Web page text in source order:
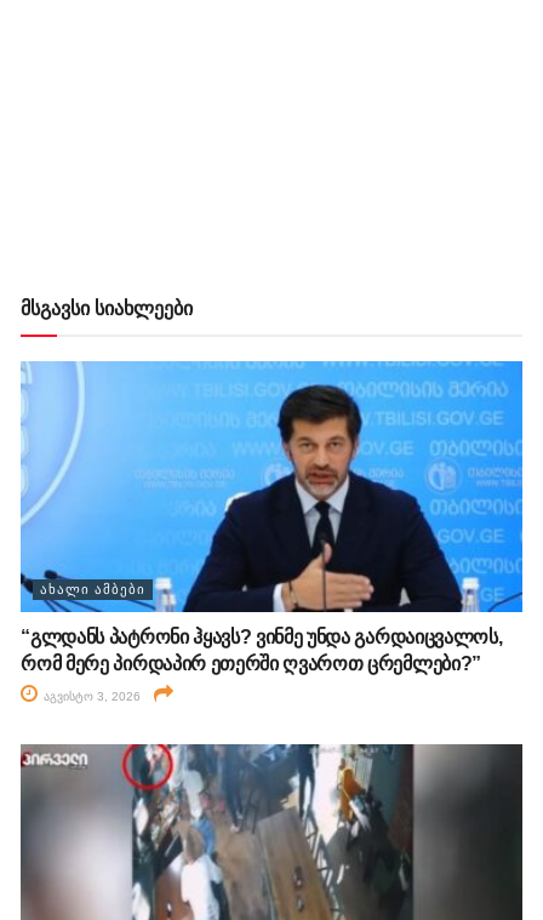
მსგავსი სიახლეები
ᲐᲮᲐᲚᲘ ᲐᲛᲑᲔᲑᲘ
“გლდანს პატრონი ჰყავს? ვინმე უნდა გარდაიცვალოს,
რომ მერე პირდაპირ ეთერში ღვაროთ ცრემლები?”
აგვისტო 3, 2026